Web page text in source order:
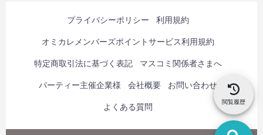
閲覧履歴
プライバシーポリシー 利用規約
オミカレメンバーズポイントサービス利用規約
特定商取引法に基づく表記 マスコミ関係者さまへ
パーティー主催企業様 会社概要 お問い合わせ
よくある質問